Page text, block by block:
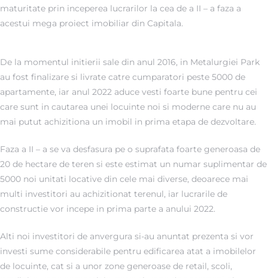
maturitate prin inceperea lucrarilor la cea de a II – a faza a
acestui mega proiect imobiliar din Capitala.
De la momentul initierii sale din anul 2016, in Metalurgiei Park
au fost finalizare si livrate catre cumparatori peste 5000 de
apartamente, iar anul 2022 aduce vesti foarte bune pentru cei
care sunt in cautarea unei locuinte noi si moderne care nu au
mai putut achizitiona un imobil in prima etapa de dezvoltare.
Faza a II – a se va desfasura pe o suprafata foarte generoasa de
20 de hectare de teren si este estimat un numar suplimentar de
5000 noi unitati locative din cele mai diverse, deoarece mai
multi investitori au achizitionat terenul, iar lucrarile de
constructie vor incepe in prima parte a anului 2022.
Alti noi investitori de anvergura si-au anuntat prezenta si vor
investi sume considerabile pentru edificarea atat a imobilelor
de locuinte, cat si a unor zone generoase de retail, scoli,